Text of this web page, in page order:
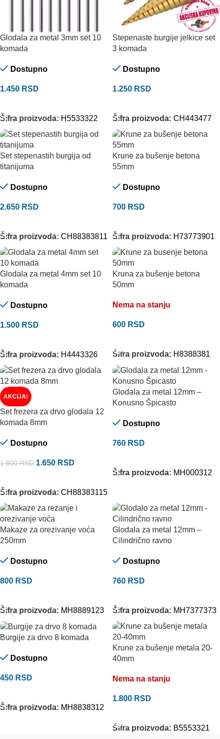
Glodala za metal 3mm set 10
komada
Dostupno
1.450 RSD
Šifra proizvoda: H5533322
Stepenaste burgije jelkice set
3 komada
Dostupno
1.250 RSD
Šifra proizvoda: CH443477
Set stepenastih burgija od
titanijuma
Dostupno
2.650 RSD
Šifra proizvoda: CH88383811
Krune za bušenje betona
55mm
Dostupno
700 RSD
Šifra proizvoda: H73773901
Glodala za metal 4mm set 10
komada
Dostupno
1.500 RSD
Šifra proizvoda: H4443326
Kruna za bušenje betona
50mm
Nema na stanju
600 RSD
Šifra proizvoda: H8388381
AKCIJA!
Set frezera za drvo glodala 12
komada 8mm
Dostupno
1.800RSD 1.650 RSD
Šifra proizvoda: CH88383115
Glodala za metal 12mm –
Konusno Špicasto
Dostupno
760 RSD
Šifra proizvoda: MH000312
Makaze za orezivanje voća
250mm
Dostupno
800 RSD
Šifra proizvoda: MH8889123
Glodala za metal 12mm –
Cilindrično ravno
Dostupno
760 RSD
Šifra proizvoda: MH7377373
Burgije za drvo 8 komada
Dostupno
450 RSD
Šifra proizvoda: MH8838312
Krune za bušenje metala 20-
40mm
Nema na stanju
1.800 RSD
Šifra proizvoda: B5553321